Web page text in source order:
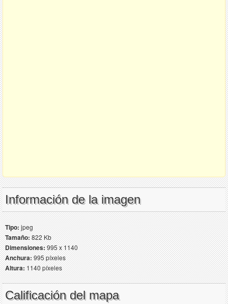
Información de la imagen
Tipo:jpeg
Tamaño:822 Kb
Dimensiones:995 x 1140
Anchura:995 píxeles
Altura:1140 píxeles
Calificación del mapa